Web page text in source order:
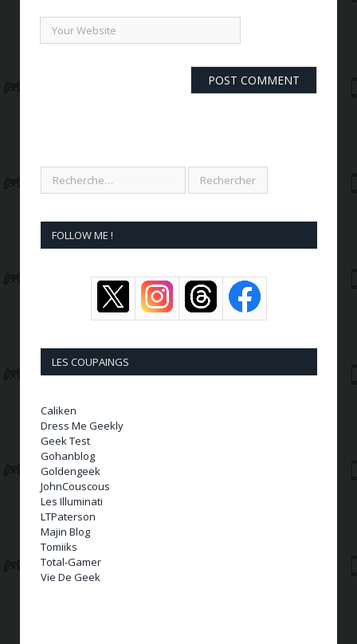
FOLLOW ME !
LES COUPAINGS
Caliken
Dress Me Geekly
Geek Test
Gohanblog
Goldengeek
JohnCouscous
Les Illuminati
LTPaterson
Majin Blog
Tomiiks
Total-Gamer
Vie De Geek